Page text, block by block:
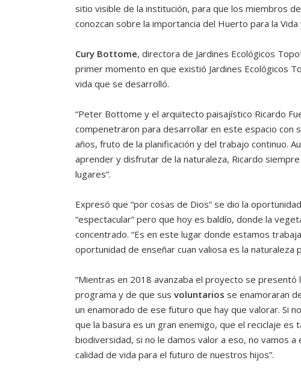
sitio visible de la institución, para que los miembros
conozcan sobre la importancia del Huerto para la
Cury Bottome, directora de Jardines Ecológicos
primer momento en que existió Jardines Ecológicos
vida que se desarrolló.
“Peter Bottome y el arquitecto paisajístico Ricardo
compenetraron para desarrollar en este espacio con
años, fruto de la planificación y del trabajo continuo.
aprender y disfrutar de la naturaleza, Ricardo
lugares”.
Expresó que “por cosas de Dios” se dio la
“espectacular” pero que hoy es baldío, donde la
concentrado. “Es en este lugar donde estamos
oportunidad de enseñar cuan valiosa es la naturaleza
“Mientras en 2018 avanzaba el proyecto se presentó
programa y de que sus voluntarios se enamoraran
un enamorado de ese futuro que hay que valorar. Si
que la basura es un gran enemigo, que el reciclaje
biodiversidad, si no le damos valor a eso, no vamos
calidad de vida para el futuro de nuestros hijos”.